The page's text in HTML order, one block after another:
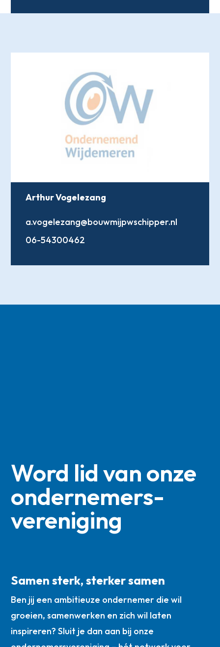
Arthur Vogelezang
a.vogelezang@bouwmijpwschipper.nl
06-54300462
Word lid van onze
ondernemers­
vereniging
Samen sterk, sterker samen
Ben jij een ambitieuze ondernemer die wil
groeien, samenwerken en zich wil laten
inspireren? Sluit je dan aan bij onze